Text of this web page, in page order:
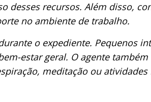
desses recursos. Além disso,
no ambiente de trabalho.
o expediente. Pequenos
estar geral. O agente
meditação ou